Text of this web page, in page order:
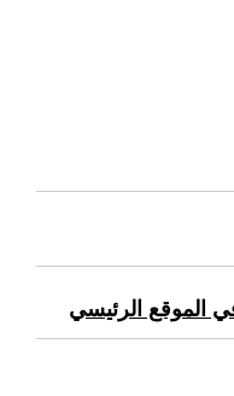
الموقع الرئيسي